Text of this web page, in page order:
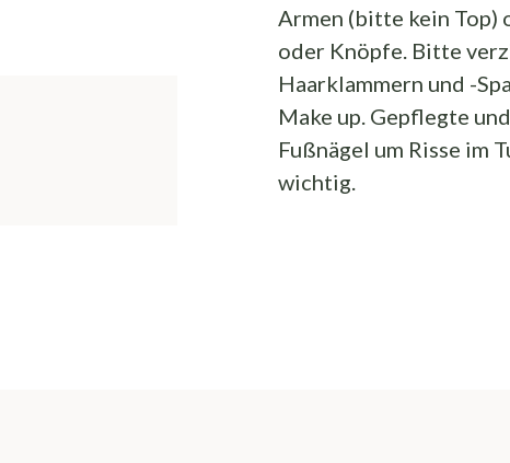
Armen (bitte kein Top)
oder Knöpfe. Bitte
Haarklammern und -
Make up. Gepflegte
Fußnägel um Risse im
wichtig.